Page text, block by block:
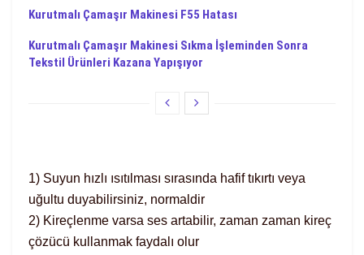
Kurutmalı Çamaşır Makinesi F55 Hatası
Kurutmalı Çamaşır Makinesi Sıkma İşleminden Sonra
Tekstil Ürünleri Kazana Yapışıyor
1) Suyun hızlı ısıtılması sırasında hafif tıkırtı veya
uğultu duyabilirsiniz, normaldir
2) Kireçlenme varsa ses artabilir, zaman zaman kireç
çözücü kullanmak faydalı olur